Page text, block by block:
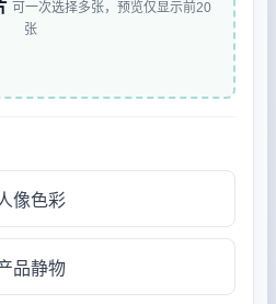
可一次选择多张，预览仅显示前20
张
像色彩
品静物